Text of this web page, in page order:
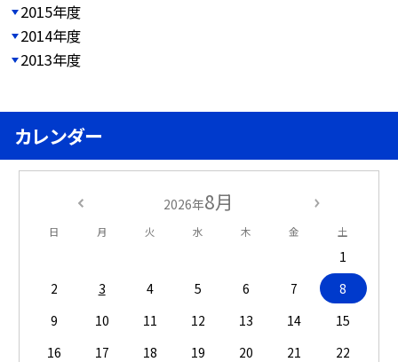
2015年度
2014年度
2013年度
カレンダー
2026年8月
日 月 火 水 木 金 土
1
2
3 4 5 6 7
8
9
10 11 12 13 14
15
16
17 18 19 20 21
22